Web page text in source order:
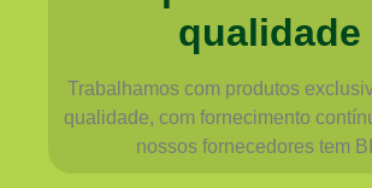
qualidade
Trabalhamos com produtos
qualidade, com fornecimento
nossos fornecedores tem